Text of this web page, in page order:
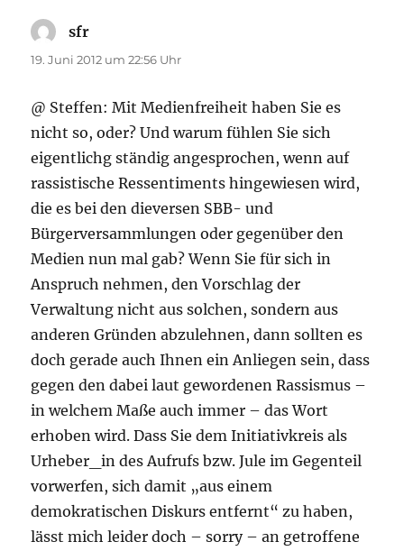
sfr
19. Juni 2012 um 22:56 Uhr
@ Steffen: Mit Medienfreiheit haben Sie es
nicht so, oder? Und warum fühlen Sie sich
eigentlichg ständig angesprochen, wenn auf
rassistische Ressentiments hingewiesen wird,
die es bei den dieversen SBB- und
Bürgerversammlungen oder gegenüber den
Medien nun mal gab? Wenn Sie für sich in
Anspruch nehmen, den Vorschlag der
Verwaltung nicht aus solchen, sondern aus
anderen Gründen abzulehnen, dann sollten es
doch gerade auch Ihnen ein Anliegen sein, dass
gegen den dabei laut gewordenen Rassismus –
in welchem Maße auch immer – das Wort
erhoben wird. Dass Sie dem Initiativkreis als
Urheber_in des Aufrufs bzw. Jule im Gegenteil
vorwerfen, sich damit „aus einem
demokratischen Diskurs entfernt“ zu haben,
lässt mich leider doch – sorry – an getroffene